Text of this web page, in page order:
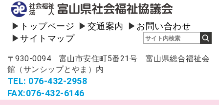
トップページ 交通案内
お問い合わせ
サイトマップ
〒930-0094 富山市安住町5番21号 富山県総合福祉会
館（サンシップとやま）内
TEL: 076-432-2958
FAX:076-432-6146